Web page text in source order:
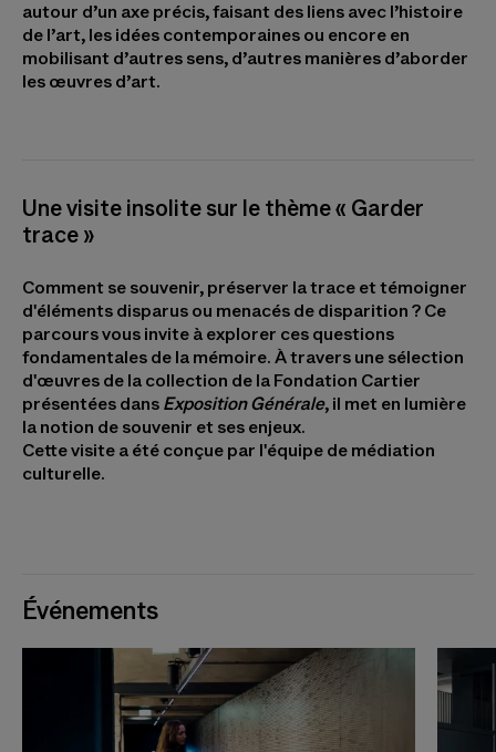
autour d’un axe précis, faisant des liens avec l’histoire
de l’art, les idées contemporaines ou encore en
mobilisant d’autres sens, d’autres manières d’aborder
les œuvres d’art.
Une visite insolite sur le thème « Garder
trace »
Comment se souvenir, préserver la trace et témoigner
d'éléments disparus ou menacés de disparition ? Ce
parcours vous invite à explorer ces questions
fondamentales de la mémoire. À travers une sélection
d'œuvres de la collection de la Fondation Cartier
présentées dans Exposition Générale, il met en lumière
la notion de souvenir et ses enjeux.
Cette visite a été conçue par l'équipe de médiation
culturelle.
Événements